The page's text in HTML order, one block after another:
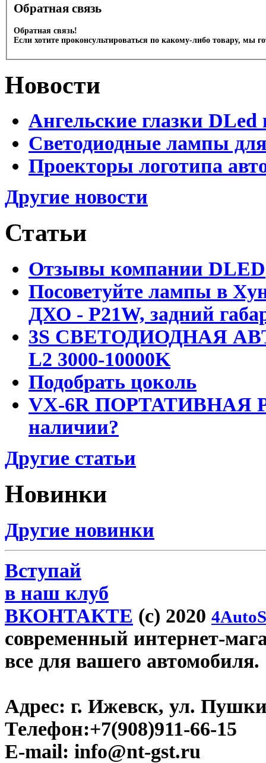
Обратная связь
Обратная связь!
Если хотите проконсультироваться по какому-либо товару, мы
Новости
Ангельские глазки DLed
Светодиодные лампы
Проекторы логотипа
Другие новости
Статьи
Отзывы компании DLED
Посоветуйте лампы в
ДХО - P21W, задний
3S СВЕТОДИОДНАЯ
L2 3000-10000K
Подобрать цоколь
VX-6R ПОРТАТИВНАЯ
наличии?
Другие статьи
Новинки
Другие новинки
Вступай
в наш клуб
ВКОНТАКТЕ (c) 2020
современный интернет-
все для вашего автомобиля.
Адрес: г. Ижевск, ул.
Телефон:+7(908)911-66-15
E-mail: info@nt-gst.ru